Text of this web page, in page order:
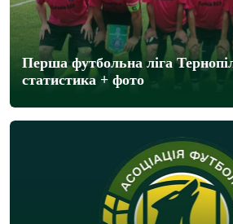
Перша футбольна ліга
статистика + фото